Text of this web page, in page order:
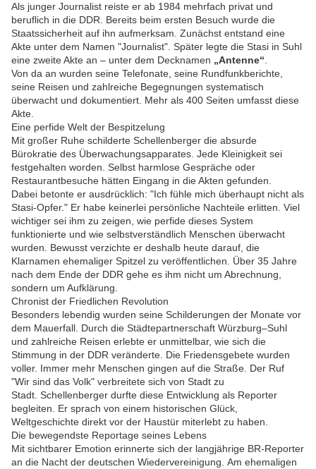
Als junger Journalist reiste er ab 1984 mehrfach privat und
beruflich in die DDR. Bereits beim ersten Besuch wurde die
Staatssicherheit auf ihn aufmerksam. Zunächst entstand eine
Akte unter dem Namen "Journalist". Später legte die Stasi in Suhl
eine zweite Akte an – unter dem Decknamen „Antenne“
Von da an wurden seine Telefonate, seine Rundfunkberichte,
seine Reisen und zahlreiche Begegnungen systematisch
überwacht und dokumentiert. Mehr als 400 Seiten umfasst diese
Akte.
Eine perfide Welt der Bespitzelung
Mit großer Ruhe schilderte Schellenberger die absurde
Bürokratie des Überwachungsapparates. Jede Kleinigkeit sei
festgehalten worden. Selbst harmlose Gespräche oder
Restaurantbesuche hätten Eingang in die Akten gefunden.
Dabei betonte er ausdrücklich: "Ich fühle mich überhaupt nicht als
Stasi-Opfer." Er habe keinerlei persönliche Nachteile erlitten. Viel
wichtiger sei ihm zu zeigen, wie perfide dieses System
funktionierte und wie selbstverständlich Menschen überwacht
wurden. Bewusst verzichte er deshalb heute darauf, die
Klarnamen ehemaliger Spitzel zu veröffentlichen. Über 35 Jahre
nach dem Ende der DDR gehe es ihm nicht um Abrechnung,
sondern um Aufklärung.
Chronist der Friedlichen Revolution
Besonders lebendig wurden seine Schilderungen der Monate vor
dem Mauerfall. Durch die Städtepartnerschaft Würzburg–Suhl
und zahlreiche Reisen erlebte er unmittelbar, wie sich die
Stimmung in der DDR veränderte. Die Friedensgebete wurden
voller. Immer mehr Menschen gingen auf die Straße. Der Ruf
"Wir sind das Volk" verbreitete sich von Stadt zu
Stadt. Schellenberger durfte diese Entwicklung als Reporter
begleiten. Er sprach von einem historischen Glück,
Weltgeschichte direkt vor der Haustür miterlebt zu haben.
Die bewegendste Reportage seines Lebens
Mit sichtbarer Emotion erinnerte sich der langjährige BR-Reporter
an die Nacht der deutschen Wiedervereinigung. Am ehemaligen